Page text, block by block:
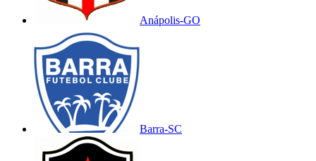
Anápolis-GO
Barra-SC